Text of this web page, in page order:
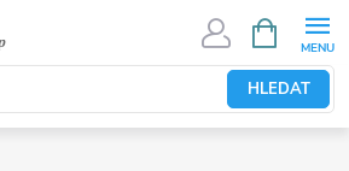
HLEDAT
NÁKUPNÍ
KOŠÍK